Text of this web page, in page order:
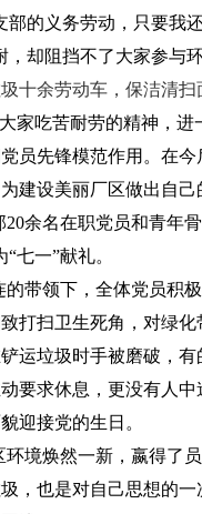
部的义务劳动，只要我
，却阻挡不了大家参与
十余劳动车，保洁清扫
家吃苦耐劳的精神，
员先锋模范作用。在
建设美丽厂区做出自己
20余名在职党员和青年
七一”献礼。
带领下，全体党员积
打扫卫生死角，对绿
运垃圾时手被磨破，
要求休息，更没有人
迎接党的生日。
境焕然一新，嬴得了
，也是对自己思想的